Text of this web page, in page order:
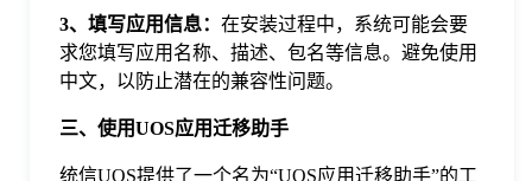
3、 填写应用信息： 在安装过程中，系统可能会要
求您填写应用名称、描述、包名等信息。避免使用
中文，以防止潜在的兼容性问题。
三、使用UOS应用迁移助手
统信UOS提供了一个名为“UOS应用迁移助手”的工